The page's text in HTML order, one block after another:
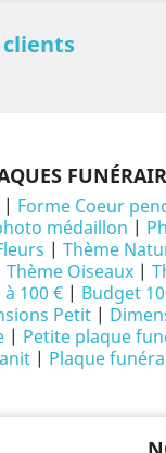
clients
| Forme Coeur
médaillon |
| Thème
Thème Oiseaux |
100 € | Budget
Petit |
| Petite plaque
| Plaque